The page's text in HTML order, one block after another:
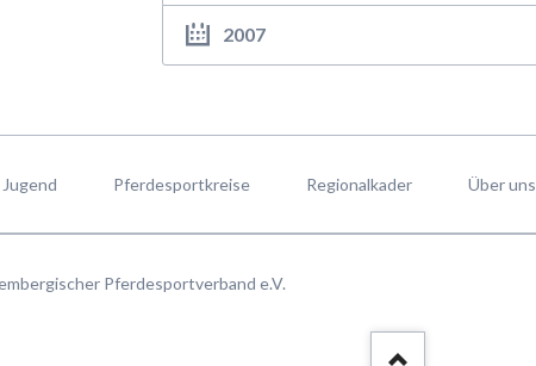
2007
Jugend Pferdesportkreise Regionalkader Über uns
Pferdesportverband e.V.